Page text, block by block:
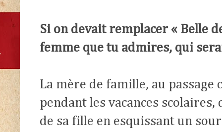
Si on devait remplacer « Belle
femme que tu admires, qui
La mère de famille, au passage
pendant les vacances
de sa fille en esquissant un